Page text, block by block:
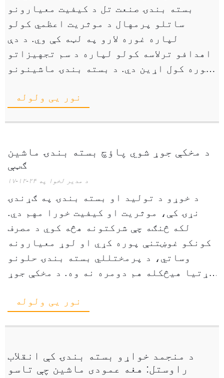
بسته بندۍ صنعت تل د کیفیت معیارونو
ساتلو پرمهال د موثریت اعظمي کولو
لپاره غوره لارو په لټه کې وي. د دې
اهدافو ترلاسه کولو لپاره د سم تجهیزاتو
غوره کول اړین دي. د بسته بندۍ ماشینونو
ډکول ...
نور یی ولوله
د مخکې جوړ شوي پاؤچ بسته بندۍ ماشین
ګټې
د مدیر لخوا په ۲۴-۱۲-۱۷
د خوړو د تولید او بسته بندۍ په ګړندۍ
نړۍ کې، موثریت او کیفیت خورا مهم دي.
لکه څنګه چې شرکتونه هڅه کوي د مصرف
کونکو غوښتنې پوره کړي او لوړ معیارونه
وساتي، د پرمختللي بسته بندۍ حلونو
اړتیا هیڅکله هم دومره نه وه. د مخکې جوړ
نور یی ولوله
د منجمد خواړو بسته بندۍ کې انقلاب
راوستل: هغه عمودی ماشین چې تاسو